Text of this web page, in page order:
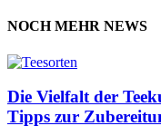
NOCH MEHR NEWS
Die Vielfalt der
Tipps zur